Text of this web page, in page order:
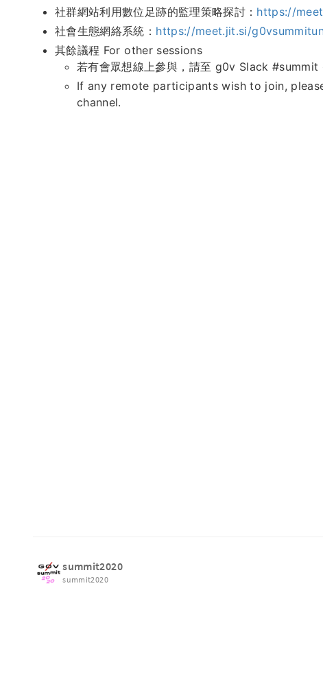
社群網站利用數位足跡的監理策略探討： https://
社會生態網絡系統： https://meet.jit.si/
其餘議程 For other sessions
若有會眾想線上參與，請至 g0v Slack #summit
If any remote participants wish to join,
channel.
summit2020
summit2020